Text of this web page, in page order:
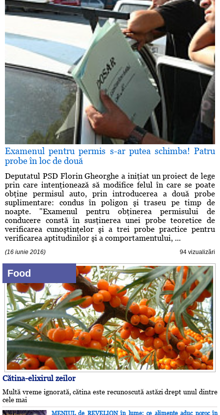
Examenul pentru permis s-ar putea schimba! Patru
probe în loc de două
Deputatul PSD Florin Gheorghe a iniţiat un proiect de lege
prin care intenţionează să modifice felul în care se poate
obţine permisul auto, prin introducerea a două probe
suplimentare: condus în poligon şi traseu pe timp de
noapte. "Examenul pentru obţinerea permisului de
conducere constă în susţinerea unei probe teoretice de
verificarea cunoştinţelor şi a trei probe practice pentru
verificarea aptitudinilor şi a comportamentului, ...
(16 iunie 2016) 94 vizualizări
Food
Cătina-elixirul zeilor
Multă vreme ignorată, cătina este recunoscută astăzi drept unul dintre
cele mai
MENIUL de REVELION în lume: ce alimente aduc noroc în